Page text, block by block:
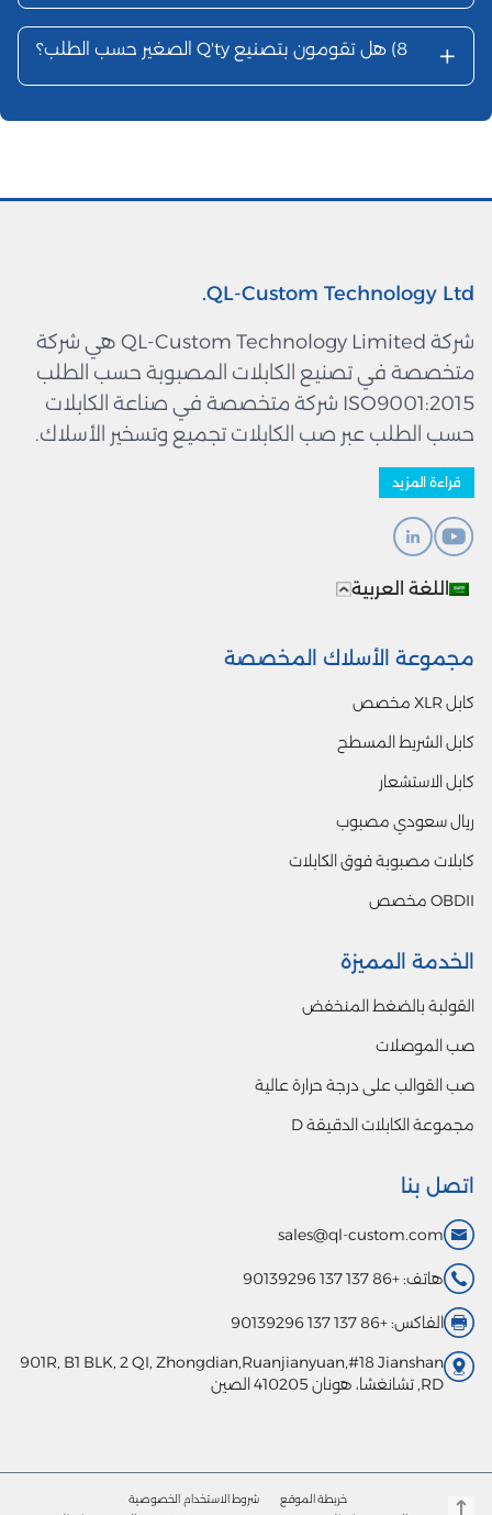
8) هل تقومون بتصنيع Q'ty الصغير حسب الطلب؟ +
QL-Custom Technology Ltd.
شركة QL-Custom Technology Limited هي شركة
متخصصة في تصنيع الكابلات المصبوبة حسب الطلب
ISO9001:2015 شركة متخصصة في صناعة الكابلات
حسب الطلب عبر صب الكابلات تجميع وتسخير الأسلاك.
قراءة المزيد
اللغة العربية
مجموعة الأسلاك المخصصة
كابل XLR مخصص
كابل الشريط المسطح
كابل الاستشعار
ريال سعودي مصبوب
كابلات مصبوبة فوق الكابلات
OBDII مخصص
الخدمة المميزة
القولبة بالضغط المنخفض
صب الموصلات
صب القوالب على درجة حرارة عالية
مجموعة الكابلات الدقيقة D
اتصل بنا
sales@ql-custom.com
هاتف: +86 137 137 90139296
الفاكس: +86 137 137 90139296
901R, B1 BLK, 2 QI, Zhongdian,Ruanjianyuan,#18 Jianshan
RD, تشانغشا، هونان 410205 الصين
خريطة الموقع شروط الاستخدام الخصوصية